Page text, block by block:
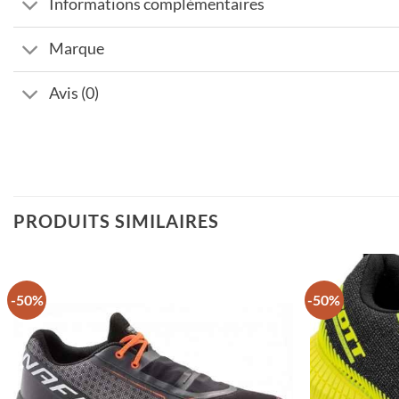
Informations complémentaires
Marque
Avis (0)
PRODUITS SIMILAIRES
-50% -50%